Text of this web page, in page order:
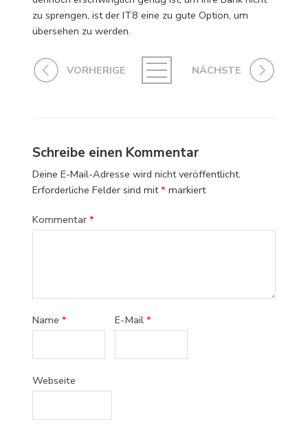
zu sprengen, ist der IT8 eine zu gute Option, um
übersehen zu werden.
VORHERIGE NÄCHSTE
Schreibe einen Kommentar
Deine E-Mail-Adresse wird nicht veröffentlicht.
Erforderliche Felder sind mit* markiert
Kommentar*
Name* E-Mail*
Webseite